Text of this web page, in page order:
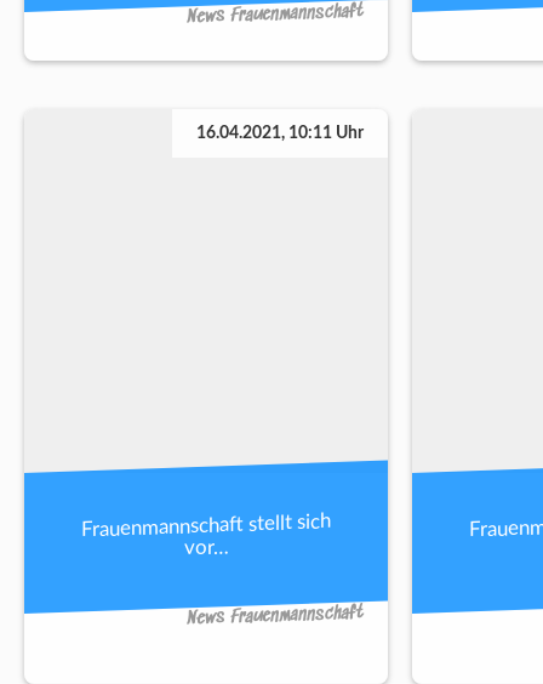
News Frauenmannschaft
16.04.2021, 10:11 Uhr
Frauenmannschaft stellt sich
vor…
News Frauenmannschaft